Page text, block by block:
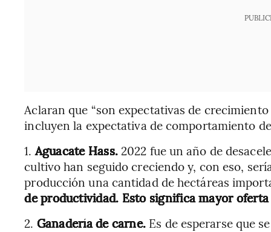
Aclaran que “son expectativas de
incluyen la expectativa de comportamiento
1.Aguacate Hass. 2022 fue un año de
cultivo han seguido creciendo y, con eso,
producción una cantidad de hectáreas
de productividad. Esto significa mayor
2. Ganadería de carne. Es de esperarse que